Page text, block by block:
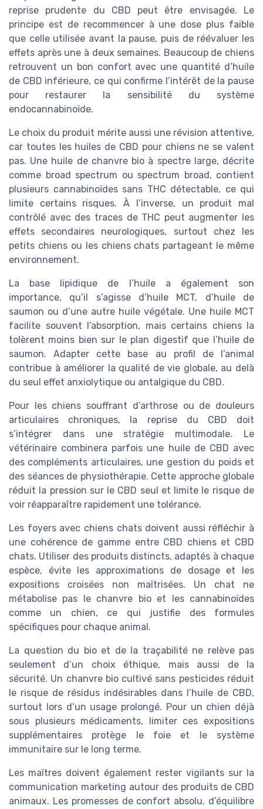
reprise prudente du CBD peut être envisagée. Le
principe est de recommencer à une dose plus faible
que celle utilisée avant la pause, puis de réévaluer les
effets après une à deux semaines. Beaucoup de chiens
retrouvent un bon confort avec une quantité d’huile
de CBD inférieure, ce qui confirme l’intérêt de la pause
pour restaurer la sensibilité du système
endocannabinoïde.
Le choix du produit mérite aussi une révision attentive,
car toutes les huiles de CBD pour chiens ne se valent
pas. Une huile de chanvre bio à spectre large, décrite
comme broad spectrum ou spectrum broad, contient
plusieurs cannabinoïdes sans THC détectable, ce qui
limite certains risques. À l’inverse, un produit mal
contrôlé avec des traces de THC peut augmenter les
effets secondaires neurologiques, surtout chez les
petits chiens ou les chiens chats partageant le même
environnement.
La base lipidique de l’huile a également son
importance, qu’il s’agisse d’huile MCT, d’huile de
saumon ou d’une autre huile végétale. Une huile MCT
facilite souvent l’absorption, mais certains chiens la
tolèrent moins bien sur le plan digestif que l’huile de
saumon. Adapter cette base au profil de l’animal
contribue à améliorer la qualité de vie globale, au delà
du seul effet anxiolytique ou antalgique du CBD.
Pour les chiens souffrant d’arthrose ou de douleurs
articulaires chroniques, la reprise du CBD doit
s’intégrer dans une stratégie multimodale. Le
vétérinaire combinera parfois une huile de CBD avec
des compléments articulaires, une gestion du poids et
des séances de physiothérapie. Cette approche globale
réduit la pression sur le CBD seul et limite le risque de
voir réapparaître rapidement une tolérance.
Les foyers avec chiens chats doivent aussi réfléchir à
une cohérence de gamme entre CBD chiens et CBD
chats. Utiliser des produits distincts, adaptés à chaque
espèce, évite les approximations de dosage et les
expositions croisées non maîtrisées. Un chat ne
métabolise pas le chanvre bio et les cannabinoïdes
comme un chien, ce qui justifie des formules
spécifiques pour chaque animal.
La question du bio et de la traçabilité ne relève pas
seulement d’un choix éthique, mais aussi de la
sécurité. Un chanvre bio cultivé sans pesticides réduit
le risque de résidus indésirables dans l’huile de CBD,
surtout lors d’un usage prolongé. Pour un chien déjà
sous plusieurs médicaments, limiter ces expositions
supplémentaires protège le foie et le système
immunitaire sur le long terme.
Les maîtres doivent également rester vigilants sur la
communication marketing autour des produits de CBD
animaux. Les promesses de confort absolu, d’équilibre